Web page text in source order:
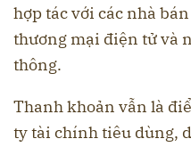
hợp tác với các nhà
thương mại điện tử và
thông.
Thanh khoản vẫn là
ty tài chính tiêu dùng,